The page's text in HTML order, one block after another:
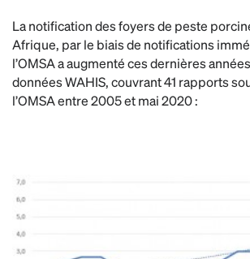
La notification des foyers de peste
Afrique, par le biais de notifications
l’OMSA a augmenté ces dernières
données WAHIS, couvrant 41 rapports
l’OMSA entre 2005 et mai 2020 :